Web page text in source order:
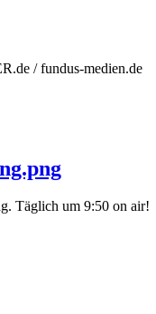
/ fundus-medien.de